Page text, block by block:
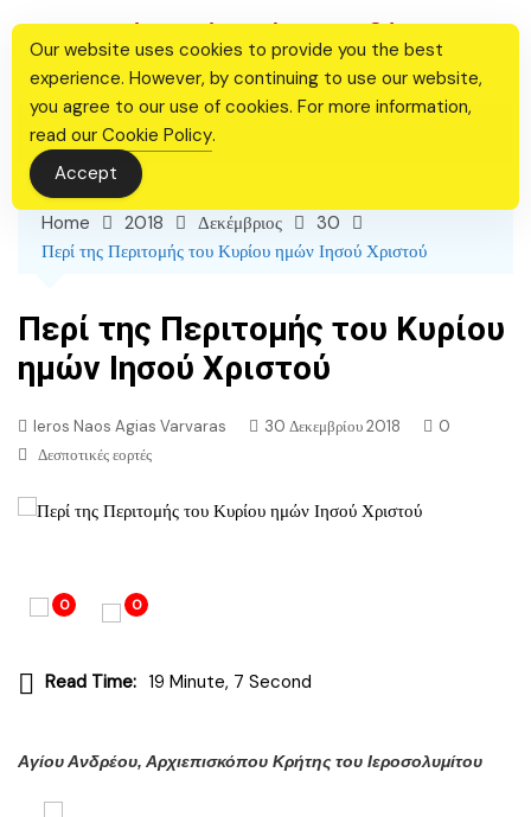
content
Ιερός Ναός Αγίας Βαρβάρας
Θεσσαλονίκης
Home 2018 Δεκέμβριος
30
Περί της Περιτομής του Κυρίου ημών Ιησού Χριστού
Περί της Περιτομής του Κυρίου
ημών Ιησού Χριστού
Ieros Naos Agias Varvaras 30 Δεκεμβρίου 2018
0
Δεσποτικές εορτές
0 0
Read Time: 19 Minute, 7 Second
Αγίου Ανδρέου, Αρχιεπισκόπου Κρήτης του Ιεροσολυμίτου
Our website uses cookies to provide you the best
experience. However, by continuing to use our website,
you agree to our use of cookies. For more information,
read our Cookie Policy.
Accept